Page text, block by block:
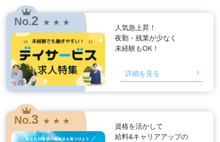
No.2 ★ ★ ★
人気急上昇！
夜勤・残業が少なく
未経験もOK！
詳細を見る
No.3 ★ ★ ★
資格を活かして
給料&キャリアアップの